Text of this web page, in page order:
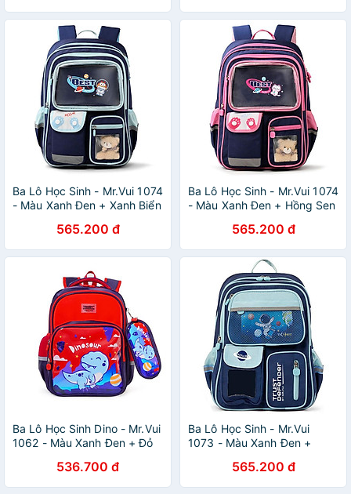
Ba Lô Học Sinh - Mr.Vui 1074
- Màu Xanh Đen + Xanh Biển
565.200 đ
Ba Lô Học Sinh - Mr.Vui 1074
- Màu Xanh Đen + Hồng Sen
565.200 đ
Ba Lô Học Sinh Dino - Mr.Vui
1062 - Màu Xanh Đen + Đỏ
536.700 đ
Ba Lô Học Sinh - Mr.Vui
1073 - Màu Xanh Đen +
565.200 đ